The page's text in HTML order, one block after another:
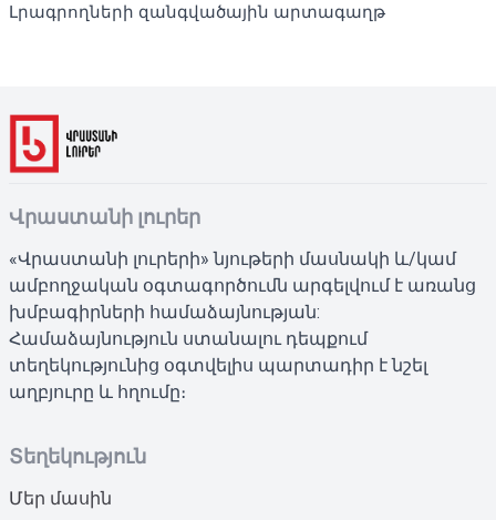
Լրագրողների զանգվածային արտագաղթ
Վրաստանի լուրեր
«Վրաստանի լուրերի» նյութերի մասնակի և/կամ
ամբողջական օգտագործումն արգելվում է առանց
խմբագիրների համաձայնության:
Համաձայնություն ստանալու դեպքում
տեղեկությունից օգտվելիս պարտադիր է նշել
աղբյուրը և հղումը։
Տեղեկություն
Մեր մասին